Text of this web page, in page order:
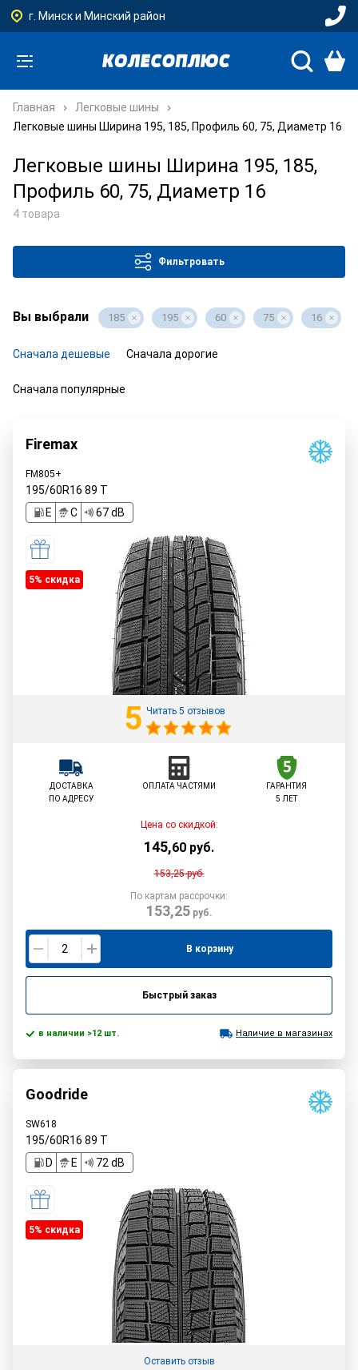
г. Минск и Минский район
Главная
Легковые шины
Легковые шины Ширина 195, 185, Профиль 60, 75, Диаметр 16
Легковые шины Ширина 195, 185,
Профиль 60, 75, Диаметр 16
4 товара
Фильтровать
Вы выбрали 185 195 60 75 16
Сначала дешевые Сначала дорогие
Сначала популярные
Firemax
FM805+
195/60R16 89 T
E
C 67 dB
5% cкидка
5 Читать 5 отзывов
ДОСТАВКА
ПО АДРЕСУ
ОПЛАТА ЧАСТЯМИ
ГАРАНТИЯ
5 ЛЕТ
Цена со скидкой:
145,60 руб.
153,25руб.
По картам рассрочки:
153,25руб.
В корзину
Быстрый заказ
в наличии >12 шт. Наличие в магазинах
Goodride
SW618
195/60R16 89 T
D
E 72 dB
5% cкидка
Оставить отзыв